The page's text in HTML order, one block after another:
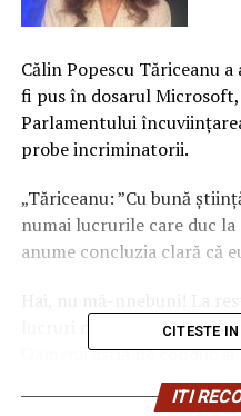
Călin Popescu Tăriceanu
fi pus în dosarul Microsoft,
Parlamentului
probe incriminatorii.
„Tăriceanu: ”Cu bună
numai lucrurile care duc
anume concluzia clară că
lucruri drăguţe, care îi
Oamenii ăştia ne conduc
efectiv de realităţi.
CITESTE
ITI